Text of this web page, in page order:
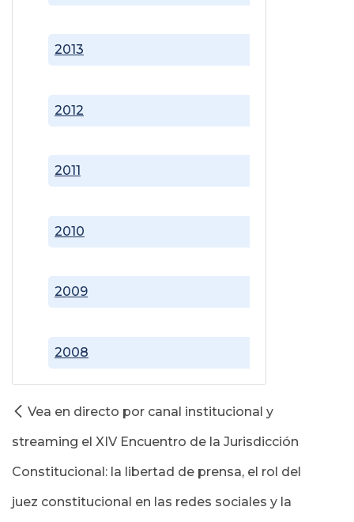
2008
2009
2010
2011
2012
2013
Vea en directo por canal institucional y
streaming el XIV Encuentro de la Jurisdicción
Constitucional: la libertad de prensa, el rol del
juez constitucional en las redes sociales y la